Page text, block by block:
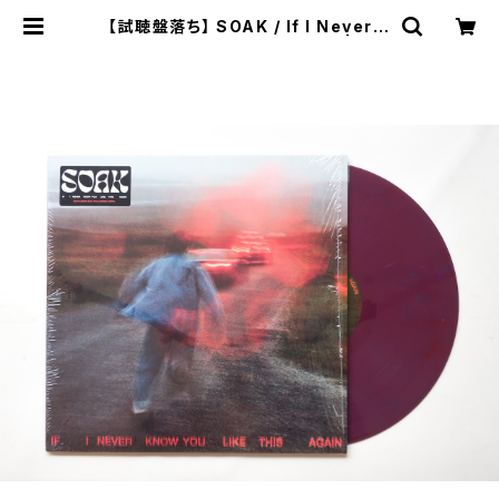
【試聴盤落ち】 SOAK / If I Never K